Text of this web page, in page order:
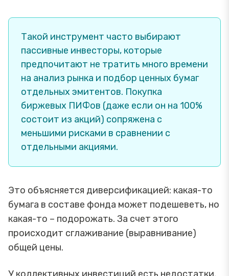
Такой инструмент часто выбирают
пассивные инвесторы, которые
предпочитают не тратить много времени
на анализ рынка и подбор ценных бумаг
отдельных эмитентов. Покупка
биржевых ПИФов (даже если он на 100%
состоит из акций) сопряжена с
меньшими рисками в сравнении с
отдельными акциями.
Это объясняется диверсификацией: какая-то
бумага в составе фонда может подешеветь, но
какая-то – подорожать. За счет этого
происходит сглаживание (выравнивание)
общей цены.